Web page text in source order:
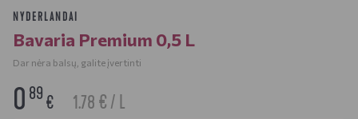
NYDERLANDAI
Bavaria Premium 0,5 L
Dar nėra balsų, galite įvertinti
0 89€ 1.78 € / L